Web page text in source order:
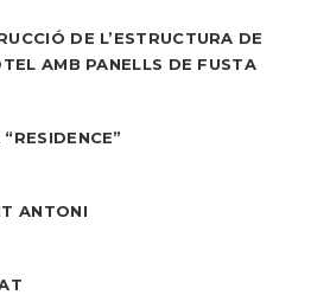
DE L’ESTRUCTURA DE
AMB PANELLS DE FUSTA
ANTONI